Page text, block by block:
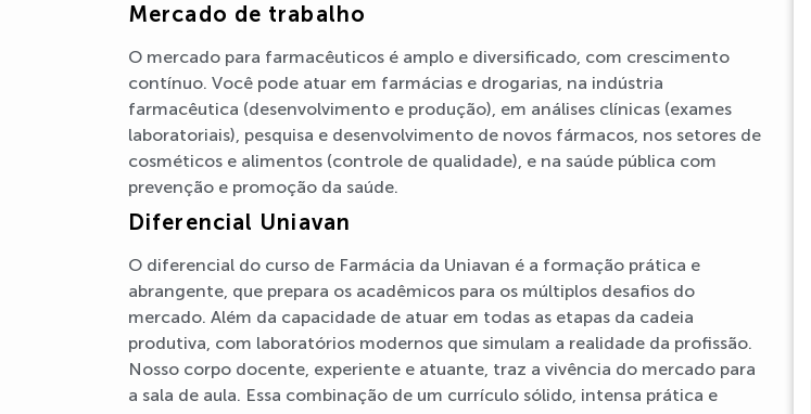
Mercado de trabalho
O mercado para farmacêuticos é amplo e diversificado, com crescimento
contínuo. Você pode atuar em farmácias e drogarias, na indústria
farmacêutica (desenvolvimento e produção), em análises clínicas (exames
laboratoriais), pesquisa e desenvolvimento de novos fármacos, nos setores de
cosméticos e alimentos (controle de qualidade), e na saúde pública com
prevenção e promoção da saúde.
Diferencial Uniavan
O diferencial do curso de Farmácia da Uniavan é a formação prática e
abrangente, que prepara os acadêmicos para os múltiplos desafios do
mercado. Além da capacidade de atuar em todas as etapas da cadeia
produtiva, com laboratórios modernos que simulam a realidade da profissão.
Nosso corpo docente, experiente e atuante, traz a vivência do mercado para
a sala de aula. Essa combinação de um currículo sólido, intensa prática e